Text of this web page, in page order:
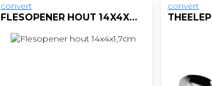
convert
FLESOPENER HOUT 14X4X1,7CM
convert